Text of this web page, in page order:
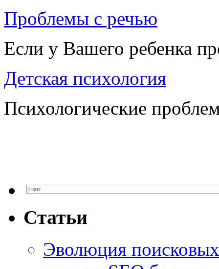
Проблемы с речью
Если у Вашего ребенка
Детская психология
Психологические
Статьи
Эволюция